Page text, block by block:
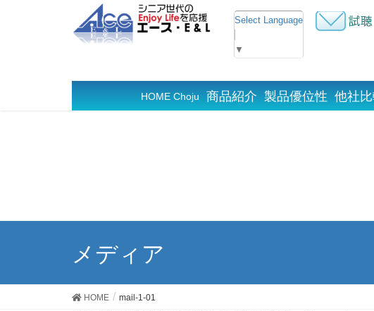
Select Language
▼
HOME Choju 商品紹介 製品優位性 他社
メディア
HOME mail-1-01